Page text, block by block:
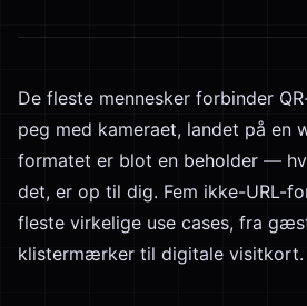
De fleste mennesker forbinder
peg med kameraet, landet på en
formatet er blot en beholder —
det, er op til dig. Fem ikke-URL-
fleste virkelige use cases, fra
klistermærker til digitale visitkort.